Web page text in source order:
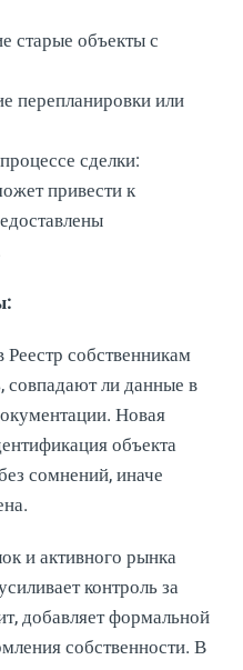
старые объекты с
перепланировки или
сделки:
привести к
собственникам
совпадают ли данные в
Новая
объекта
сомнений, иначе
и активного рынка
контроль за
добавляет формальной
собственности. В